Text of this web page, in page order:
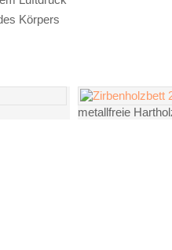
Körpers
metallfreie